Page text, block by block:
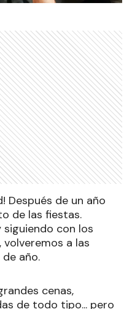
Después de un año
de las fiestas.
con los
a las
año.
cenas,
de todo tipo... pero